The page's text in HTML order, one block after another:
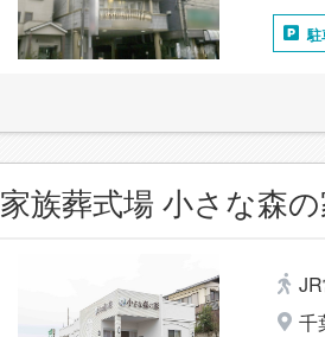
駐
家族葬式場 小さな森
千